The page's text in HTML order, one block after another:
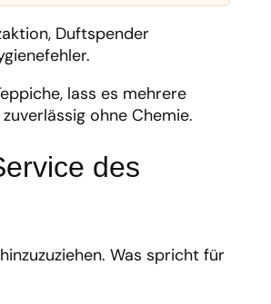
Duftspender
lass es mehrere
ohne Chemie.
des
Was spricht für